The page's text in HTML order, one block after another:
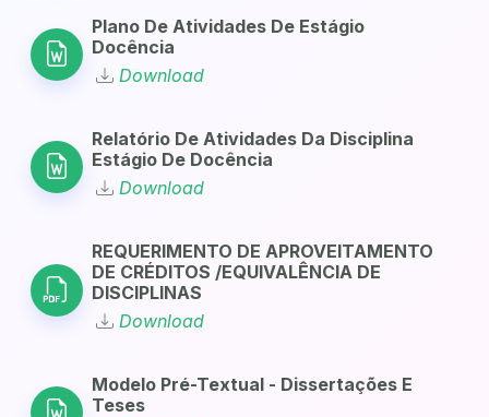
Plano De Atividades De Estágio
Docência
Download
Relatório De Atividades Da Disciplina
Estágio De Docência
Download
REQUERIMENTO DE APROVEITAMENTO
DE CRÉDITOS /EQUIVALÊNCIA DE
DISCIPLINAS
Download
Modelo Pré-Textual - Dissertações E
Teses